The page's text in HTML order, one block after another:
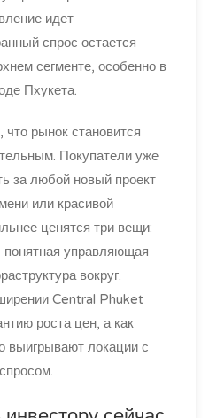
идет
спрос остается
сегменте, особенно в
Пхукета.
рынок становится
Покупатели уже
за любой новый проект
или красивой
ценятся три вещи:
управляющая
вокруг.
Central Phuket
роста цен, а как
выигрывают локации с